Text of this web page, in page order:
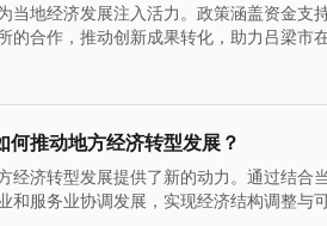
当地经济发展注入活力。政策涵盖资金
的合作，推动创新成果转化，助力吕梁市
何推动地方经济转型发展？
经济转型发展提供了新的动力。通过结
和服务业协调发展，实现经济结构调整与